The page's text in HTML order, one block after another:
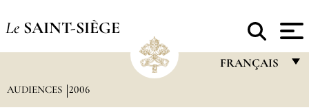
Le SAINT-SIÈGE
FRANÇAIS
AUDIENCES 2006